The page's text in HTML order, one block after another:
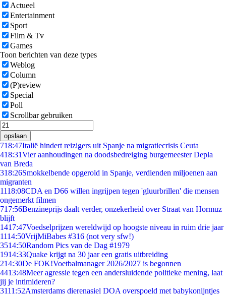
Actueel
Entertainment
Sport
Film & Tv
Games
Toon berichten van deze types
Weblog
Column
(P)review
Special
Poll
Scrollbar gebruiken
opslaan
718:47Italië hindert reizigers uit Spanje na migratiecrisis Ceuta
418:31Vier aanhoudingen na doodsbedreiging burgemeester Depla
van Breda
318:26Smokkelbende opgerold in Spanje, verdienden miljoenen aan
migranten
1118:08CDA en D66 willen ingrijpen tegen 'gluurbrillen' die mensen
ongemerkt filmen
717:56Benzineprijs daalt verder, onzekerheid over Straat van Hormuz
blijft
1417:47Voedselprijzen wereldwijd op hoogste niveau in ruim drie jaar
1114:50VrijMiBabes #316 (not very sfw!)
3514:50Random Pics van de Dag #1979
1914:33Quake krijgt na 30 jaar een gratis uitbreiding
214:30De FOK!Voetbalmanager 2026/2027 is begonnen
4413:48Meer agressie tegen een andersluidende politieke mening, laat
jij je intimideren?
3111:52Amsterdams dierenasiel DOA overspoeld met babykonijntjes